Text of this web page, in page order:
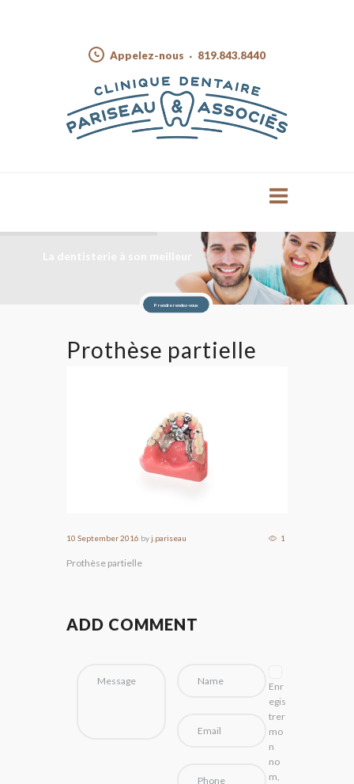
Appelez-nous 819.843.8440
Prendre rendez-vous
Prothèse partielle
10 September 2016 byj.pariseau 1
Prothèse partielle
ADD COMMENT
Enr
egis
trer
mo
n
no
m,